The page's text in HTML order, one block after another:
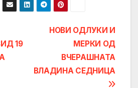
НОВИ ОДЛУКИ И
МЕРКИ ОД
ВЧЕРАШНАТА
ВЛАДИНА СЕДНИЦА
19